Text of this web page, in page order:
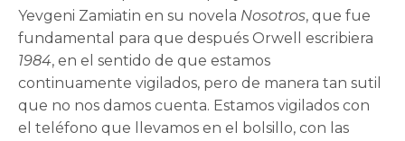
Yevgeni Zamiatin en su novela Nosotros, que fue
fundamental para que después Orwell escribiera
1984, en el sentido de que estamos
continuamente vigilados, pero de manera tan sutil
que no nos damos cuenta. Estamos vigilados con
el teléfono que llevamos en el bolsillo, con las